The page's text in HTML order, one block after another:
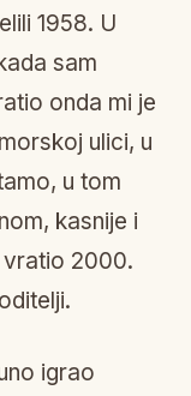
1958. U
sam
onda mi je
ulici, u
u tom
kasnije i
2000.
igrao